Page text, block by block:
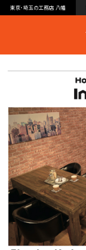
東京･埼玉の工務店 八幡